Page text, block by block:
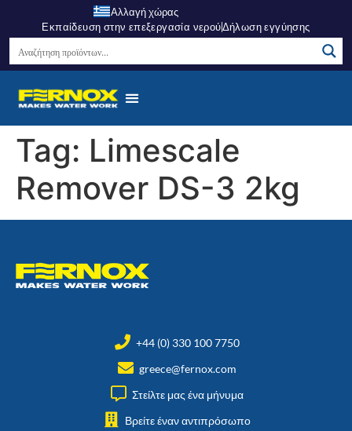
Αλλαγή χώρας
Εκπαίδευση στην επεξεργασία νερούΔήλωση εγγύησης
Tag: Limescale
Remover DS-3 2kg
+44 (0) 330 100 7750
greece@fernox.com
Στείλτε μας ένα μήνυμα
Βρείτε έναν αντιπρόσωπο